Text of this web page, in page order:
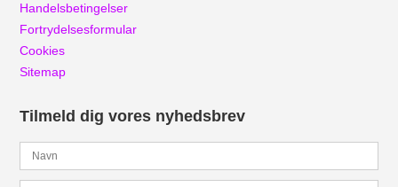
Handelsbetingelser
Fortrydelsesformular
Cookies
Sitemap
Tilmeld dig vores nyhedsbrev